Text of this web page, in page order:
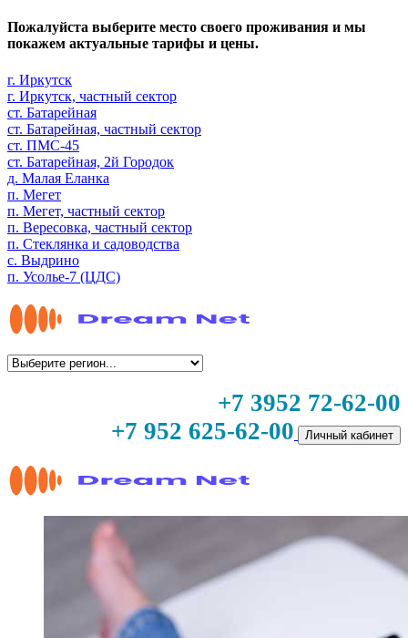
Пожалуйста выберите место своего проживания и мы
покажем актуальные тарифы и цены.
г. Иркутск
г. Иркутск, частный сектор
ст. Батарейная
ст. Батарейная, частный сектор
ст. ПМС-45
ст. Батарейная, 2й Городок
д. Малая Еланка
п. Мегет
п. Мегет, частный сектор
п. Вересовка, частный сектор
п. Стеклянка и садоводства
с. Выдрино
п. Усолье-7 (ЦДС)
+7 3952 72-62-00
+7 952 625-62-00
Личный кабинет